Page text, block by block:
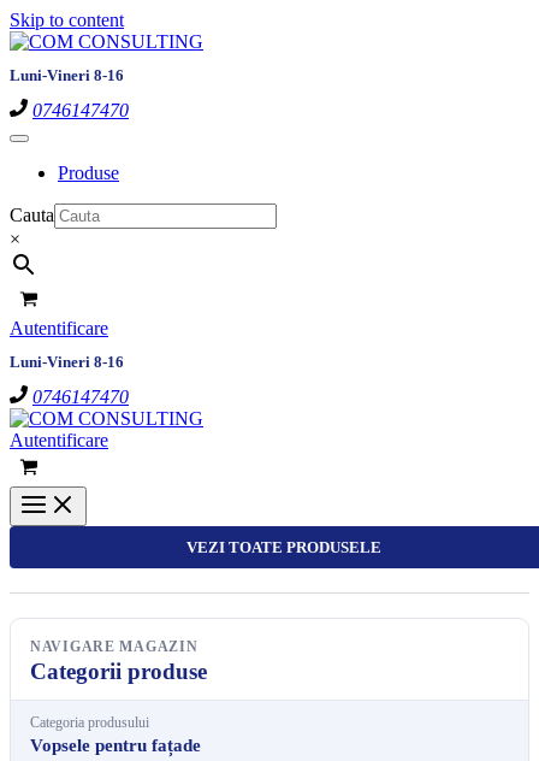
Skip to content
Luni-Vineri 8-16
0746147470
Produse
Cauta
×
Autentificare
Luni-Vineri 8-16
0746147470
Autentificare
VEZI TOATE PRODUSELE
NAVIGARE MAGAZIN
Categorii produse
Categoria produsului
Vopsele pentru fațade